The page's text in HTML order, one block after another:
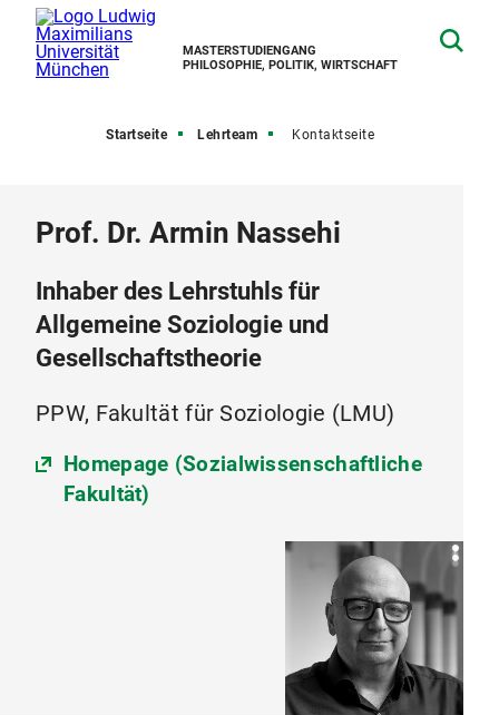
MASTERSTUDIENGANG
PHILOSOPHIE, POLITIK, WIRTSCHAFT
Startseite Lehrteam Kontaktseite
Prof. Dr. Armin Nassehi
Inhaber des Lehrstuhls für
Allgemeine Soziologie und
Gesellschaftstheorie
PPW, Fakultät für Soziologie (LMU)
Homepage (Sozialwissenschaftliche
Fakultät)